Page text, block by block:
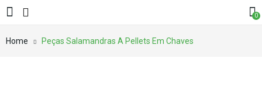
0
Home Peças Salamandras A Pellets Em Chaves